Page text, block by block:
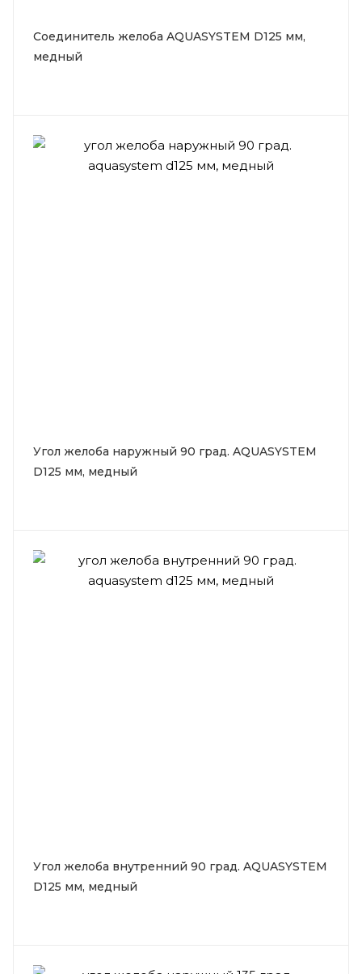
Соединитель желоба AQUASYSTEM D125 мм,
медный
Угол желоба наружный 90 град. AQUASYSTEM
D125 мм, медный
Угол желоба внутренний 90 град. AQUASYSTEM
D125 мм, медный